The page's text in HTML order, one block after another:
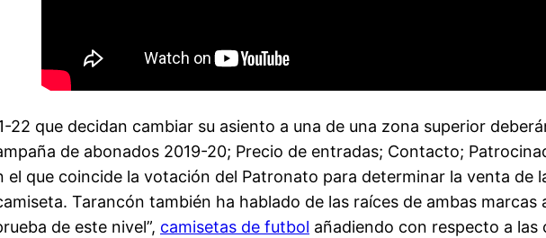
22 que decidan cambiar su asiento a una de una zona superior
de abonados 2019-20; Precio de entradas; Contacto;
el que coincide la votación del Patronato para determinar la venta de
Tarancón también ha hablado de las raíces de ambas
de este nivel”, camisetas de futbol añadiendo con respecto a las